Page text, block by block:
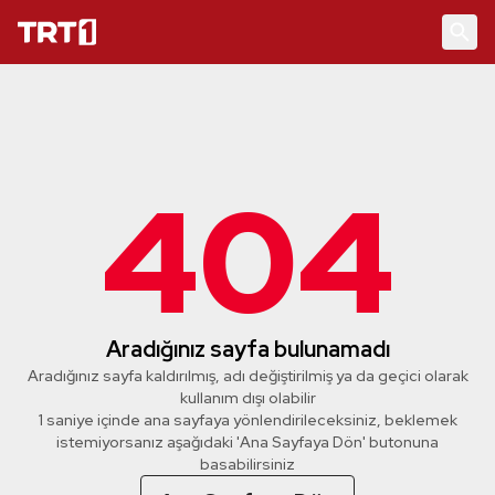
404
Aradığınız sayfa bulunamadı
Aradığınız sayfa kaldırılmış, adı değiştirilmiş ya da geçici olarak
kullanım dışı olabilir
1 saniye içinde ana sayfaya yönlendirileceksiniz, beklemek
istemiyorsanız aşağıdaki 'Ana Sayfaya Dön' butonuna
basabilirsiniz